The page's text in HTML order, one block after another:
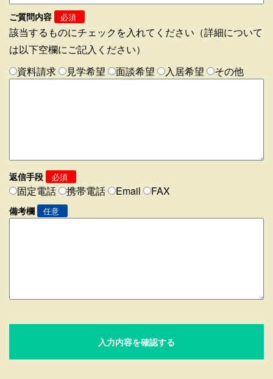
ご質問内容 必須
該当するものにチェックを入れてください（詳細について
は以下空欄にご記入ください）
資料請求
見学希望 面談希望 入居希望 その他
返信手段 必須
固定電話 携帯電話 Email FAX
備考欄 任意